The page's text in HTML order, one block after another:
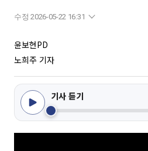
수정 2026-05-22 16:31
윤보현PD
노희주 기자
기사 듣기